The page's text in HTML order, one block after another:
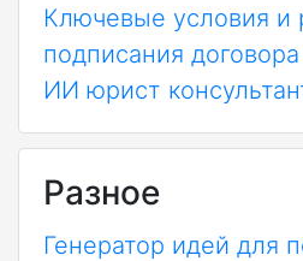
Ключевые условия и
подписания договора
ИИ юрист
Разное
Генератор идей для